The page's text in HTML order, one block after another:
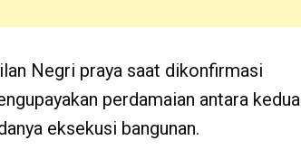
Negri praya saat dikonfirmasi
perdamaian antara kedua
eksekusi bangunan.